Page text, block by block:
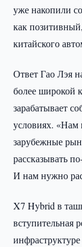
уже накопили
как
китайского
Ответ Гао Лэя
более широкой
зарабатывает
условиях. «Нам
зарубежные
рассказывать
И нам нужно
X7 Hybrid в
вступительная